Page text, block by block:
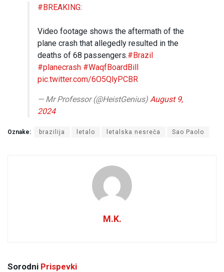
#BREAKING:
Video footage shows the aftermath of the
plane crash that allegedly resulted in the
deaths of 68 passengers.#Brazil
#planecrash #WaqfBoardBill
pic.twitter.com/6O5QlyPCBR
— Mr Professor (@HeistGenius) August 9,
2024
Oznake: brazilija letalo letalska nesreča Sao Paolo
M.K.
Sorodni Prispevki